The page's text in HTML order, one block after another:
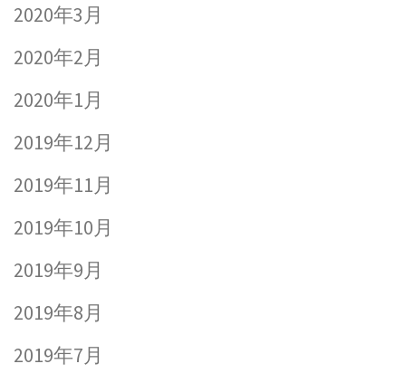
2020年3月
2020年2月
2020年1月
2019年12月
2019年11月
2019年10月
2019年9月
2019年8月
2019年7月